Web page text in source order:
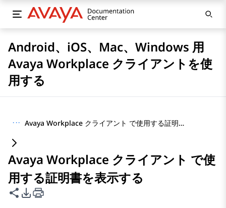
Android、iOS、Mac、Windows 用
Avaya Workplace クライアントを使
用する
··· Avaya Workplace クライアント で使用する証明書を表示する
Avaya Workplace クライアント で使
用する証明書を表示する
このページを共有
PDFエクスポートオプション